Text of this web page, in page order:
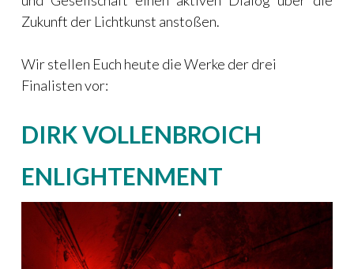
Zukunft der Lichtkunst anstoßen.
Wir stellen Euch heute die Werke der drei
Finalisten vor:
DIRK VOLLENBROICH
ENLIGHTENMENT